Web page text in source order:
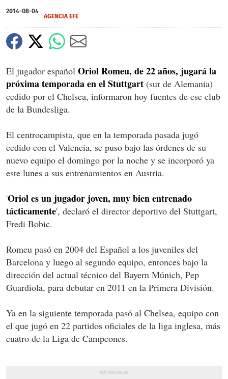
2014-08-04
AGENCIA EFE
El jugador español Oriol Romeu, de 22 años, jugará la
próxima temporada en el Stuttgart (sur de Alemania)
cedido por el Chelsea, informaron hoy fuentes de ese club
de la Bundesliga.
El centrocampista, que en la temporada pasada jugó
cedido con el Valencia, se puso bajo las órdenes de su
nuevo equipo el domingo por la noche y se incorporó ya
este lunes a sus entrenamientos en Austria.
'Oriol es un jugador joven, muy bien entrenado
tácticamente', declaró el director deportivo del Stuttgart,
Fredi Bobic.
Romeu pasó en 2004 del Español a los juveniles del
Barcelona y luego al segundo equipo, entonces bajo la
dirección del actual técnico del Bayern Múnich, Pep
Guardiola, para debutar en 2011 en la Primera División.
Ya en la siguiente temporada pasó al Chelsea, equipo con
el que jugó en 22 partidos oficiales de la liga inglesa, más
cuatro de la Liga de Campeones.